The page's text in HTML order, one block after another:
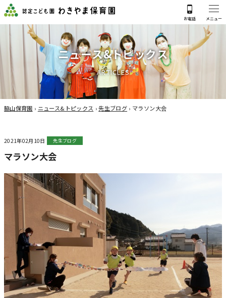
ニュース&トピックス
ARTICLES
脇山保育園 › ニュース&トピックス ›先生ブログ › マラソン大会
2021年02月10日 先生ブログ
マラソン大会